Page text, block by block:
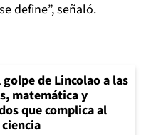
define”, señaló.
golpe de Lincolao a las
matemática y
que complica al